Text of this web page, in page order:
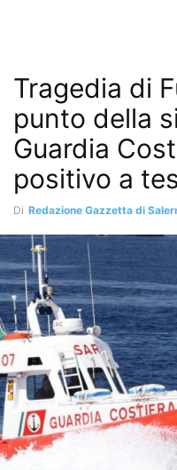
Tragedia di
punto della
Guardia
positivo a
Di Redazione Gazzetta di